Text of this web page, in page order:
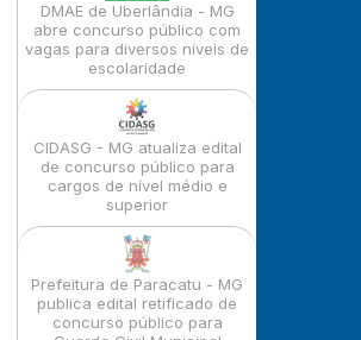
DMAE de Uberlândia - MG
abre concurso público com
vagas para diversos níveis de
escolaridade
CIDASG - MG atualiza edital
de concurso público para
cargos de nível médio e
superior
Prefeitura de Paracatu - MG
publica edital retificado de
concurso público para